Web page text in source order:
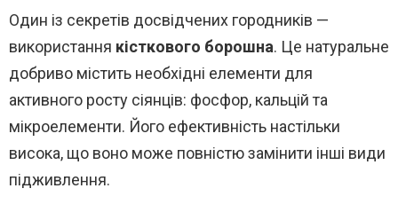
Один із секретів досвідчених городників —
використання кісткового борошна. Це натуральне
добриво містить необхідні елементи для
активного росту сіянців: фосфор, кальцій та
мікроелементи. Його ефективність настільки
висока, що воно може повністю замінити інші види
підживлення.